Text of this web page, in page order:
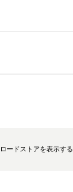
ードストアを表示する